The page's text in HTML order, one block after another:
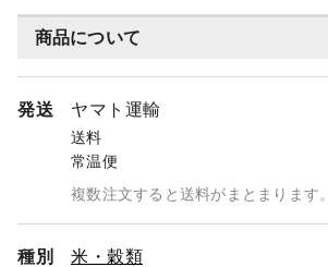
商品について
発送 ヤマト運輸
送料
常温便
複数注文すると送料がまとまります。
種別
米・穀類